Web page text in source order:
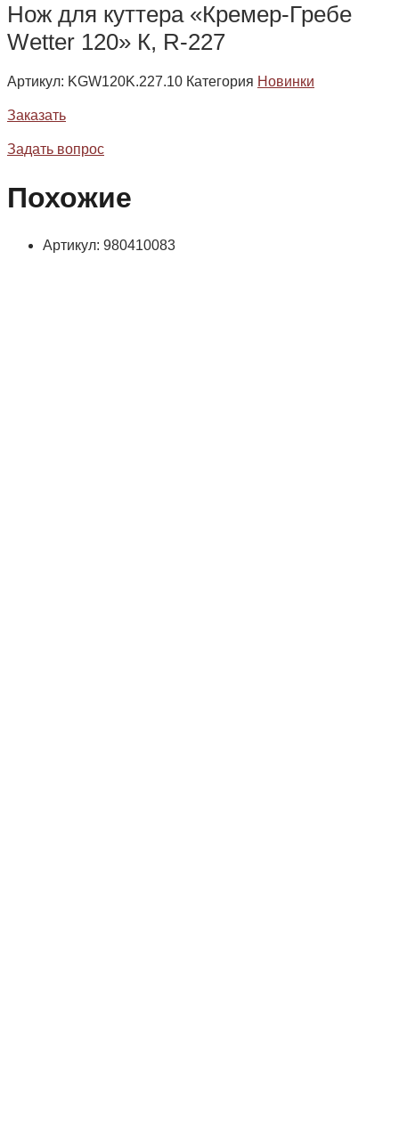
Нож для куттера «Кремер-Гребе
Wetter 120» К, R-227
Артикул: KGW120K.227.10 Категория Новинки
Заказать
Задать вопрос
Похожие
Артикул: 980410083